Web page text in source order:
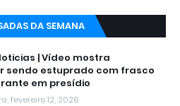
DA SEMANA
| Vídeo mostra
sendo estuprado com frasco
em presídio
fevereiro 12, 2026